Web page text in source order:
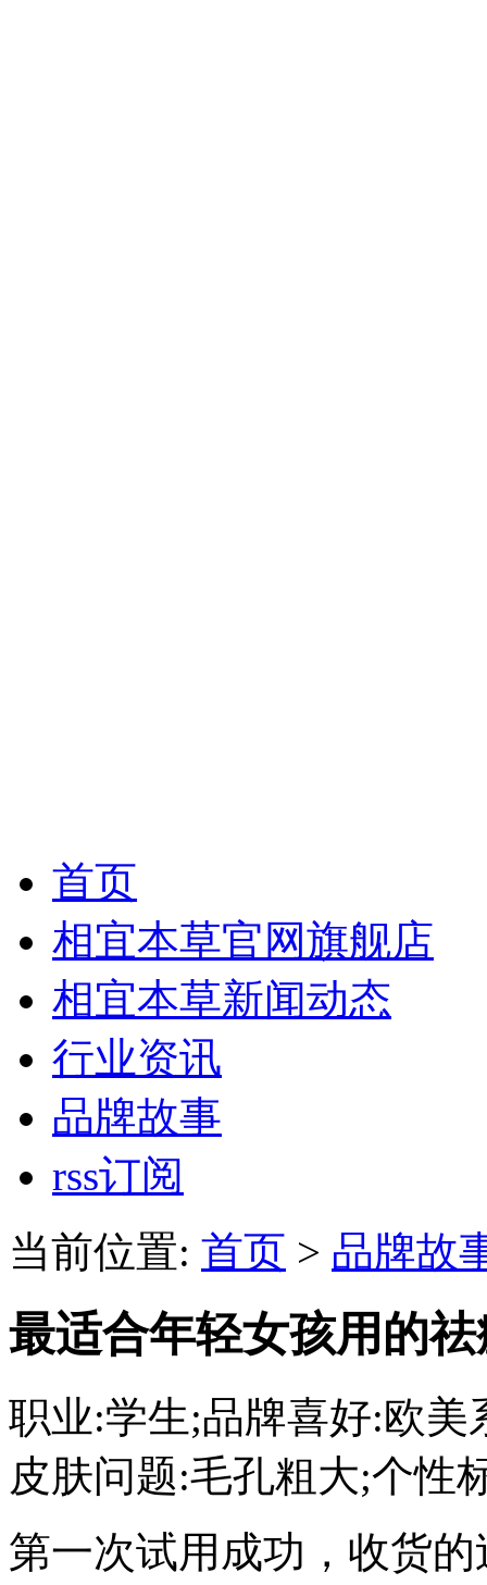
首页
相宜本草官网旗舰店
相宜本草新闻动态
行业资讯
品牌故事
rss订阅
当前位置: 首页 > 品牌故
最适合年轻女孩用的
职业:学生;品牌喜好:欧
皮肤问题:毛孔粗大;个性
第一次试用成功，收货